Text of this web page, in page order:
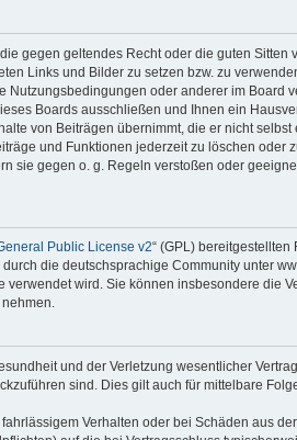
gegen geltendes Recht oder die guten Sitten
Links und Bilder zu setzen bzw. zu
oder anderer im Board
Boards ausschließen und Ihnen ein
von Beiträgen übernimmt, die er nicht
und Funktionen jederzeit zu löschen oder
sie gegen o. g. Regeln verstoßen oder
Public License v2“ (GPL)
die deutschsprachige Community unter
wird. Sie können insbesondere die
und der Verletzung wesentlicher
sind. Dies gilt auch für mittelbare
Verhalten oder bei Schäden aus